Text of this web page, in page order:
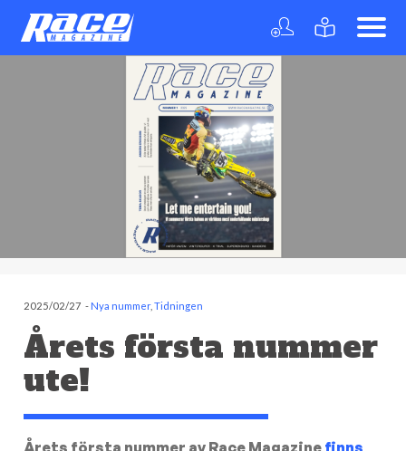
2025/02/27 -Nya nummer, Tidningen
Årets första nummer
ute!